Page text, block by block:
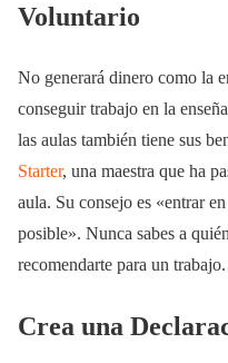
Voluntario
No generará dinero como la
conseguir trabajo en la
las aulas también tiene sus
Starter, una maestra que ha
aula. Su consejo es «entrar
posible». Nunca sabes a
recomendarte para un trabajo.
Crea una